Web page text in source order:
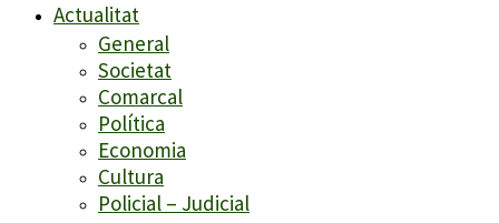
Actualitat
General
Societat
Comarcal
Política
Economia
Cultura
Policial – Judicial